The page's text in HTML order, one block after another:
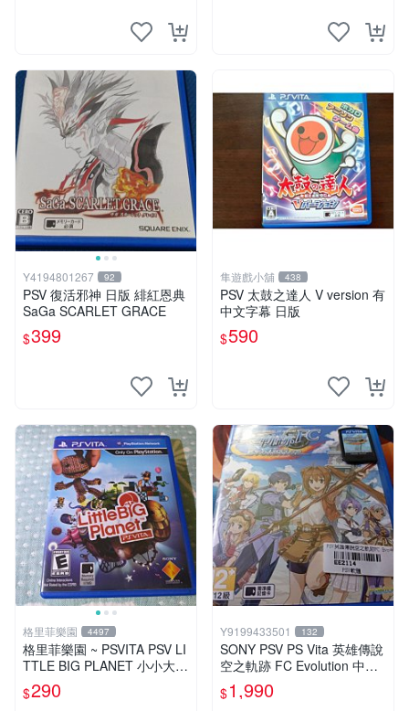
Y4194801267 92
PSV 復活邪神 日版 緋紅恩典
SaGa SCARLET GRACE
$399
隼遊戲小舖 438
PSV 太鼓之達人 V version 有
中文字幕 日版
$590
格里菲樂園 4497
格里菲樂園 ~ PSVITA PSV LI
TTLE BIG PLANET 小小大星
球 美版
$290
Y9199433501 132
SONY PSV PS Vita 英雄傳說
空之軌跡 FC Evolution 中文
版
$1,990